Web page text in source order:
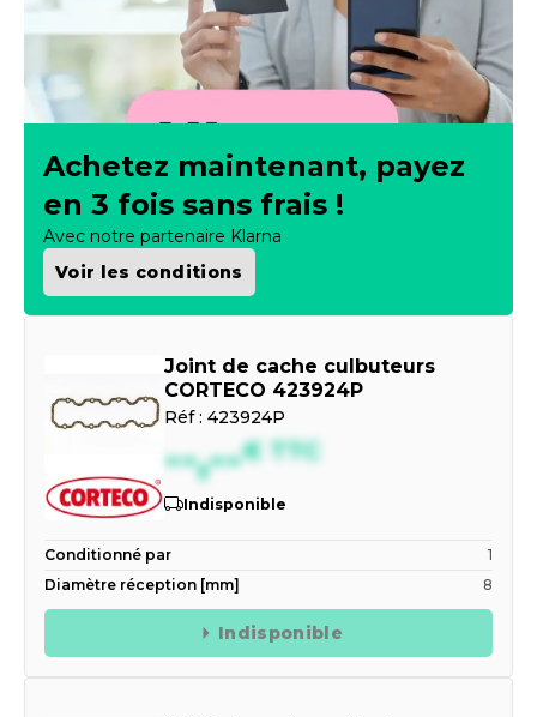
Achetez maintenant, payez
en 3 fois sans frais !
Avec notre partenaire Klarna
Voir les conditions
Joint de cache culbuteurs
CORTECO 423924P
Réf : 423924P
--,--€ TTC
Indisponible
Conditionné par
1
Diamètre réception [mm]
8
Indisponible